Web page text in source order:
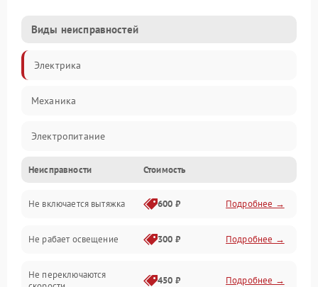
Виды неисправностей
Электрика
Механика
Электропитание
Вентиляция
Освещение
Механические повреждения
Электроника
Неисправности Стоимость
Не включается вытяжка 600 ₽ Подробнее →
Не рабает освещение 300 ₽ Подробнее →
Не переключаются
450 ₽ Подробнее →